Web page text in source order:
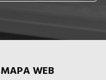
MAPA WEB